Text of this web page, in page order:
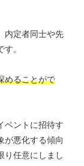
内定者同士や先
。
めることがで
ベントに招待す
が悪化する傾向
り任意にしまし